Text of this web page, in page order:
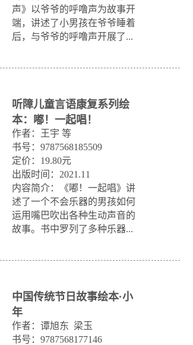
声》以爷爷的呼噜声为故事开
端，讲述了小男孩在爷爷睡着
后，与爷爷的呼噜声开展了...
听障儿童言语康复系列绘
本：嘟！一起唱！
作者：王宇 等
书号：9787568185509
定价：19.80元
出版时间：2021.11
内容简介：《嘟！一起唱》讲
述了一个不会乐器的男孩如何
运用嘴巴吹出各种生动声音的
故事。书中罗列了多种乐器...
中国传统节日故事绘本·小
年
作者：谭旭东  梁玉
书号：9787568177146